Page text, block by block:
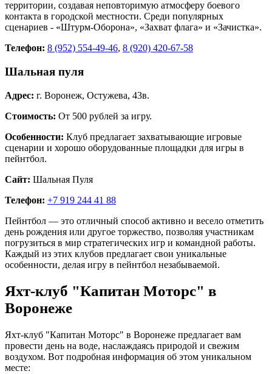
территории, создавая неповторимую атмосферу боевого
контакта в городской местности. Среди популярных
сценариев - «Штурм-Оборона», «Захват флага» и «Зачистка».
Телефон: 8 (952) 554-49-46, 8 (920) 420-67-58
Шальная пуля
Адрес: г. Воронеж, Остужева, 43в.
Стоимость: От 500 рублей за игру.
Особенности: Клуб предлагает захватывающие игровые
сценарии и хорошо оборудованные площадки для игры в
пейнтбол.
Сайт: Шальная Пуля
Телефон: +7 919 244 41 88
Пейнтбол — это отличный способ активно и весело отметить
день рождения или другое торжество, позволяя участникам
погрузиться в мир стратегических игр и командной работы.
Каждый из этих клубов предлагает свои уникальные
особенности, делая игру в пейнтбол незабываемой.
Яхт-клуб "Капитан Моторс" в
Воронеже
Яхт-клуб "Капитан Моторс" в Воронеже предлагает вам
провести день на воде, наслаждаясь природой и свежим
воздухом. Вот подробная информация об этом уникальном
месте: